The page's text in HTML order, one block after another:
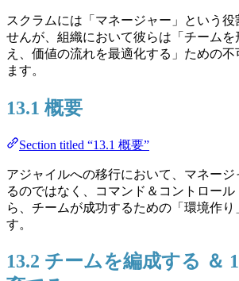
スクラムには「マネージャー」という役
せんが、組織において彼らは「チーム
え、価値の流れを最適化する」ための不
ます。
13.1 概要
Section titled “13.1 概要”
アジャイルへの移行において、マネー
るのではなく、コマンド＆コントロー
ら、チームが成功するための「環境作り
す。
13.2 チームを編成する ＆